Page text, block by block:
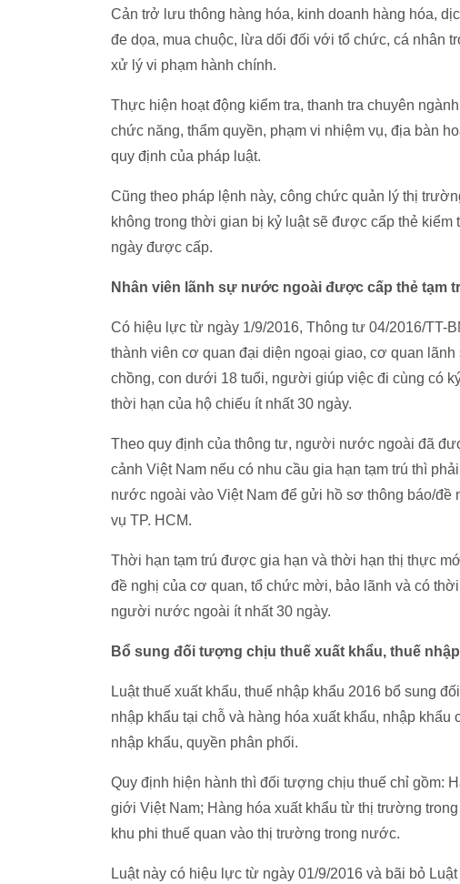
Cản trở lưu thông hàng hóa, kinh doanh hàng hóa,
đe dọa, mua chuộc, lừa dối đối với tổ chức, cá nhân
xử lý vi phạm hành chính.
Thực hiện hoạt động kiểm tra, thanh tra chuyên
chức năng, thẩm quyền, phạm vi nhiệm vụ, địa bàn
quy định của pháp luật.
Cũng theo pháp lệnh này, công chức quản lý thị
không trong thời gian bị kỷ luật sẽ được cấp thẻ
ngày được cấp.
Nhân viên lãnh sự nước ngoài được cấp thẻ tạm
Có hiệu lực từ ngày 1/9/2016, Thông tư 04/2016/TT-
thành viên cơ quan đại diện ngoại giao, cơ quan
chồng, con dưới 18 tuổi, người giúp việc đi cùng có
thời hạn của hộ chiếu ít nhất 30 ngày.
Theo quy định của thông tư, người nước ngoài đã
cảnh Việt Nam nếu có nhu cầu gia hạn tạm trú thì
nước ngoài vào Việt Nam để gửi hồ sơ thông báo/
vụ TP. HCM.
Thời hạn tạm trú được gia hạn và thời hạn thị thực
đề nghị của cơ quan, tổ chức mời, bảo lãnh và có
người nước ngoài ít nhất 30 ngày.
Bổ sung đối tượng chịu thuế xuất khẩu, thuế
Luật thuế xuất khẩu, thuế nhập khẩu 2016 bổ sung
nhập khẩu tại chỗ và hàng hóa xuất khẩu, nhập
nhập khẩu, quyền phân phối.
Quy định hiện hành thì đối tượng chịu thuế chỉ gồm:
giới Việt Nam; Hàng hóa xuất khẩu từ thị trường
khu phi thuế quan vào thị trường trong nước.
Luật này có hiệu lực từ ngày 01/9/2016 và bãi bỏ